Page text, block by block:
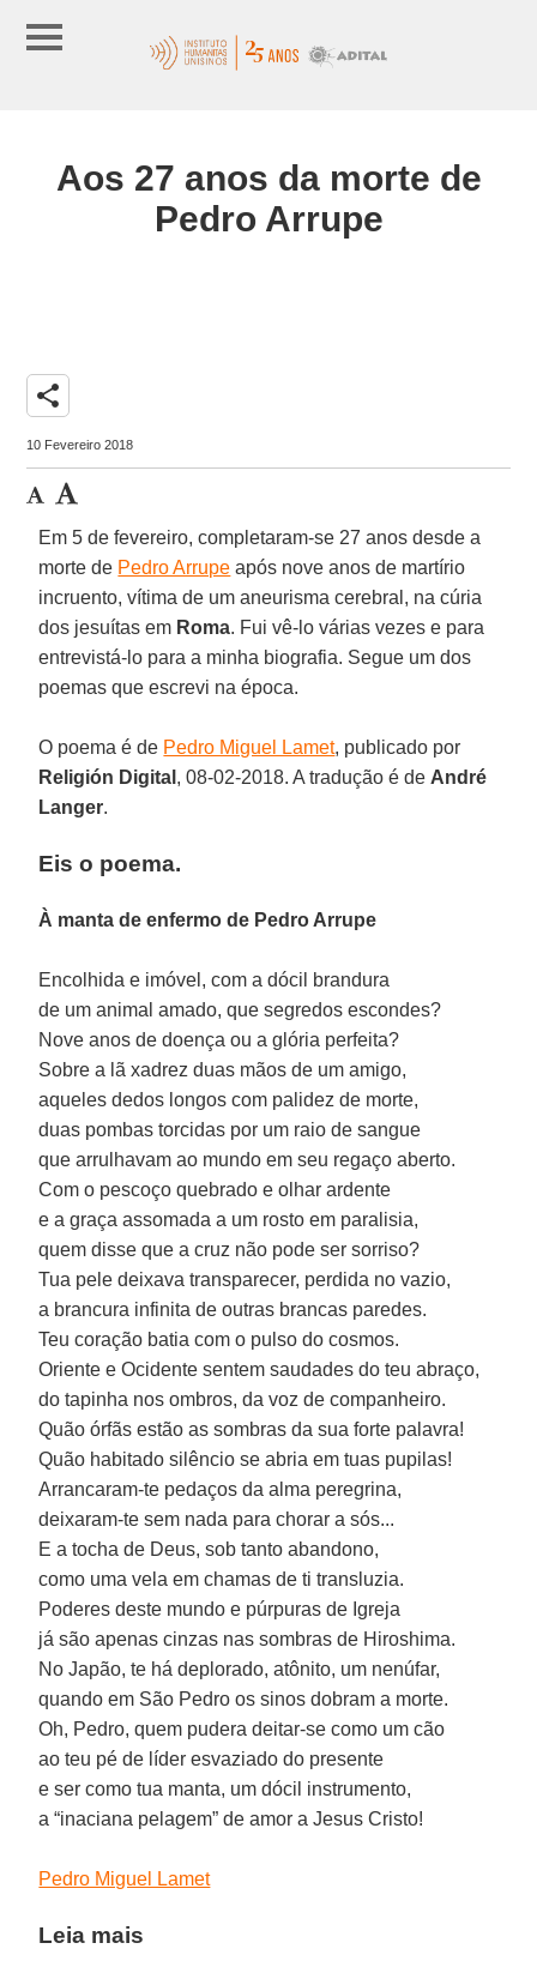
Aos 27 anos da morte de
Pedro Arrupe
share
10 Fevereiro 2018
Em 5 de fevereiro, completaram-se 27 anos desde a
morte de Pedro Arrupe após nove anos de martírio
incruento, vítima de um aneurisma cerebral, na cúria
dos jesuítas em Roma. Fui vê-lo várias vezes e para
entrevistá-lo para a minha biografia. Segue um dos
poemas que escrevi na época.
O poema é de Pedro Miguel Lamet, publicado por
Religión Digital , 08-02-2018. A tradução é de André
Langer.
Eis o poema.
À manta de enfermo de Pedro Arrupe
Encolhida e imóvel, com a dócil brandura
de um animal amado, que segredos escondes?
Nove anos de doença ou a glória perfeita?
Sobre a lã xadrez duas mãos de um amigo,
aqueles dedos longos com palidez de morte,
duas pombas torcidas por um raio de sangue
que arrulhavam ao mundo em seu regaço aberto.
Com o pescoço quebrado e olhar ardente
e a graça assomada a um rosto em paralisia,
quem disse que a cruz não pode ser sorriso?
Tua pele deixava transparecer, perdida no vazio,
a brancura infinita de outras brancas paredes.
Teu coração batia com o pulso do cosmos.
Oriente e Ocidente sentem saudades do teu abraço,
do tapinha nos ombros, da voz de companheiro.
Quão órfãs estão as sombras da sua forte palavra!
Quão habitado silêncio se abria em tuas pupilas!
Arrancaram-te pedaços da alma peregrina,
deixaram-te sem nada para chorar a sós...
E a tocha de Deus, sob tanto abandono,
como uma vela em chamas de ti transluzia.
Poderes deste mundo e púrpuras de Igreja
já são apenas cinzas nas sombras de Hiroshima.
No Japão, te há deplorado, atônito, um nenúfar,
quando em São Pedro os sinos dobram a morte.
Oh, Pedro, quem pudera deitar-se como um cão
ao teu pé de líder esvaziado do presente
e ser como tua manta, um dócil instrumento,
a “inaciana pelagem” de amor a Jesus Cristo!
Pedro Miguel Lamet
Leia mais